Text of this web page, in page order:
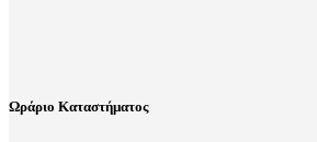
Ωράριο Καταστήματος